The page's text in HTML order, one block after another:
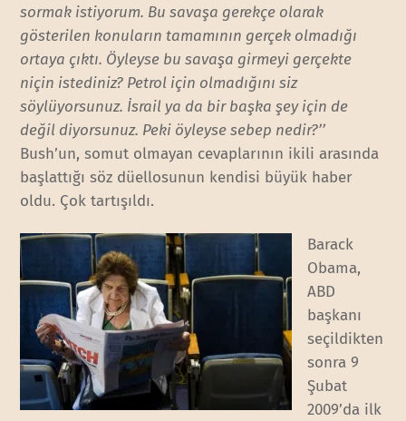
sormak istiyorum. Bu savaşa gerekçe olarak
gösterilen konuların tamamının gerçek olmadığı
ortaya çıktı. Öyleyse bu savaşa girmeyi gerçekte
niçin istediniz? Petrol için olmadığını siz
söylüyorsunuz. İsrail ya da bir başka şey için de
değil diyorsunuz. Peki öyleyse sebep nedir?’’
Bush’un, somut olmayan cevaplarının ikili arasında
başlattığı söz düellosunun kendisi büyük haber
oldu. Çok tartışıldı.
Barack
Obama,
ABD
başkanı
seçildikten
sonra 9
Şubat
2009’da ilk